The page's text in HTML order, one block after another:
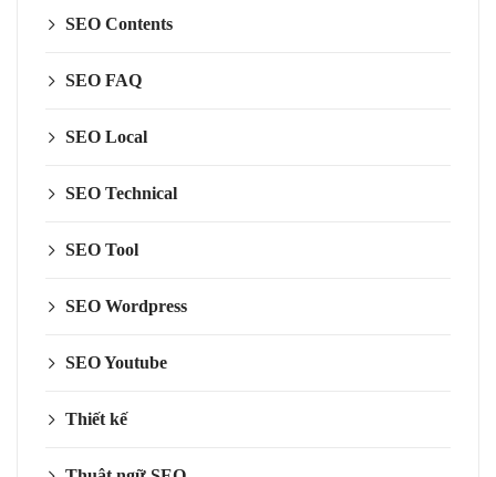
SEO Contents
SEO FAQ
SEO Local
SEO Technical
SEO Tool
SEO Wordpress
SEO Youtube
Thiết kế